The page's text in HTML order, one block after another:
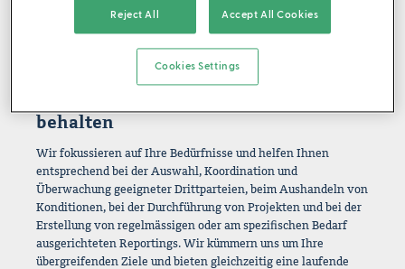
bleibt. Als Wealth Hub Ihrer Familie ermöglichen wir eine
bestehenden Beraterinnen und Partnern.
behalten
Wir fokussieren auf Ihre Bedürfnisse und helfen Ihnen
entsprechend bei der Auswahl, Koordination und
Überwachung geeigneter Drittparteien, beim Aushandeln von
Konditionen, bei der Durchführung von Projekten und bei der
Erstellung von regelmässigen oder am spezifischen Bedarf
ausgerichteten Reportings. Wir kümmern uns um Ihre
übergreifenden Ziele und bieten gleichzeitig eine laufende
Reject All Accept All Cookies
Cookies Settings